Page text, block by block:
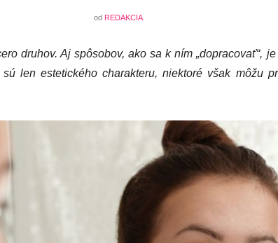
od REDAKCIA
druhov. Aj spôsobov, ako sa k ním „dopracovať“,
len estetického charakteru, niektoré však môžu